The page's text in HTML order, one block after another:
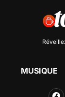
MUSIQUE